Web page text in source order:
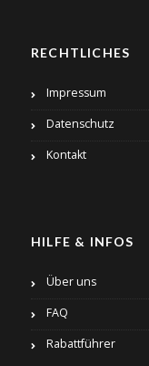
RECHTLICHES
Impressum
Datenschutz
Kontakt
HILFE & INFOS
Über uns
FAQ
Rabattführer